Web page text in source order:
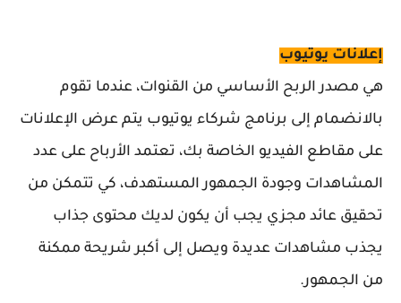
إعلانات يوتيوب
هي مصدر الربح الأساسي من القنوات، عندما تقوم
بالانضمام إلى برنامج شركاء يوتيوب يتم عرض الإعلانات
على مقاطع الفيديو الخاصة بك، تعتمد الأرباح على عدد
المشاهدات وجودة الجمهور المستهدف، كي تتمكن من
تحقيق عائد مجزي يجب أن يكون لديك محتوى جذاب
يجذب مشاهدات عديدة ويصل إلى أكبر شريحة ممكنة
من الجمهور.